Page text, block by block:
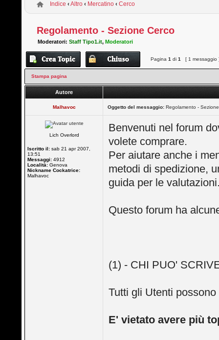
Indice ‹Altro ‹ Mercatino ‹ Cerco
Regolamento - Sezione Cerco
Moderatori:Staff Tipo1.it,Moderatori
Pagina1 di1 [ 1 messaggio
Stampa pagina
Autore
Malhavoc Oggetto del messaggio: Regolamento -
Lich Overlord
Iscritto il: sab 21 apr 2007,
13:51
Messaggi: 4912
Località: Genova
Nickname Cockatrice:
Malhavoc
Benvenuti nel forum
volete comprare.
Per aiutare anche i
metodi di spedizione,
guida per le
Questo forum ha
(1) - CHI PUO'
Tutti gli Utenti
E' vietato avere più